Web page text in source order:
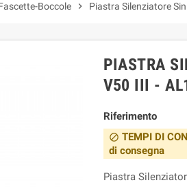
Boccole chevron_right Piastra Silenziatore
PIASTRA
V50 III -
Riferimento
block TEMPI DI
di consegna
Piastra